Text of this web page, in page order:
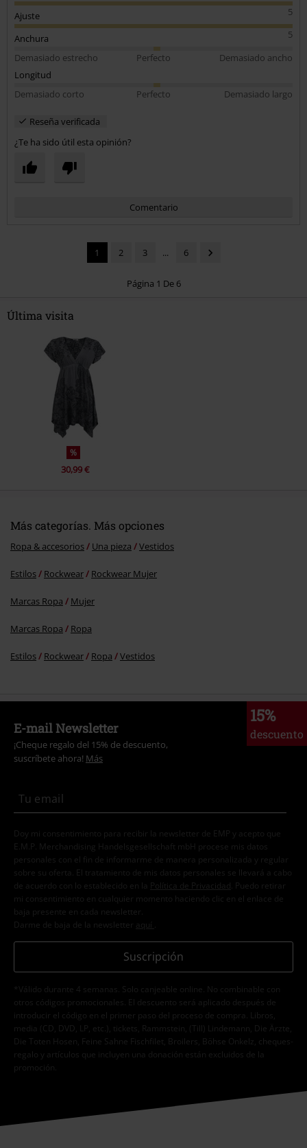
5
Ajuste
5
Anchura
Demasiado estrecho
Perfecto
Demasiado ancho
Longitud
Demasiado corto
Perfecto Demasiado largo
Reseña verificada
¿Te ha sido útil esta opinión?
Comentario
Enviar comentario
1 2 3 ... 6
Página 1 De 6
Última visita
%
30,99 €
Más categorías. Más opciones
Ropa & accesorios Una pieza Vestidos
Estilos Rockwear Rockwear Mujer
Marcas Ropa Mujer
Marcas Ropa Ropa
Estilos Rockwear Ropa Vestidos
15%
descuento
E-mail Newsletter
¡Cheque regalo del 15% de descuento,
suscríbete ahora! Más
Doy mi consentimiento para recibir la newsletter de EMP y acepto que
E.M.P. Merchandising Handelsgesellschaft mbH procese mis datos
personales con el fin de informarme de manera personalizada y regular
sobre su oferta. El tratamiento de mis datos personales se llevará a cabo
de acuerdo con lo establecido en la
Política de Privacidad . Puedo retirar
mi consentimiento en cualquier momento haciendo clic en el enlace de
baja presente en cada newsletter.
Darme de baja de la newsletter
aquí
Suscripción
*Válido durante 4 semanas. Solo canjeable online. No combinable con
otros códigos promocionales. El descuento será aplicado después de
introducir el código en el primer paso del proceso de compra. Libros,
media (CD, DVD, LP, etc.), tickets, Rammstein, (Till) Lindemann, Die Ärzte,
Die Toten Hosen, Feine Sahne Fischfilet, Broilers, Böhse Onkelz, cheques-
regalo y artículos que incluyen una donación están excluidos de la
promoción.